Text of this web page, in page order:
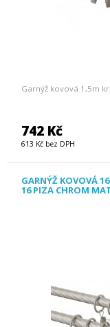
Garnýž kovová 1,5m
742 Kč
613 Kč bez DPH
GARNÝŽ KOVOVÁ
16 PIZA CHROM